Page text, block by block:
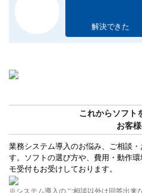
解決できた
これからソフト
お客
業務システム導入のお悩み、ご相談
す。ソフトの選び方や、費用・動作
モ受付もお受けしております。
※システム導入のご相談以外は回答出来